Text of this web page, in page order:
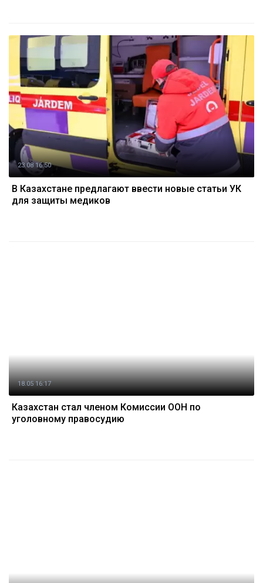
23.08 16:50
В Казахстане предлагают ввести новые статьи УК
для защиты медиков
18.05 16:17
Казахстан стал членом Комиссии ООН по
уголовному правосудию